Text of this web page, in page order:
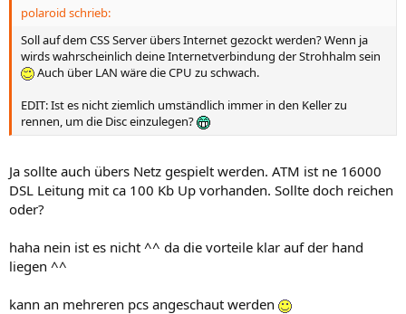
polaroid schrieb:
Soll auf dem CSS Server übers Internet gezockt werden? Wenn ja
wirds wahrscheinlich deine Internetverbindung der Strohhalm sein
Auch über LAN wäre die CPU zu schwach.
EDIT: Ist es nicht ziemlich umständlich immer in den Keller zu
rennen, um die Disc einzulegen?
Ja sollte auch übers Netz gespielt werden. ATM ist ne 16000
DSL Leitung mit ca 100 Kb Up vorhanden. Sollte doch reichen
oder?
haha nein ist es nicht ^^ da die vorteile klar auf der hand
liegen ^^
kann an mehreren pcs angeschaut werden